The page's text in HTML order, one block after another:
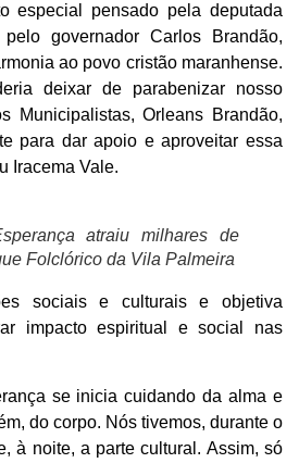
especial pensado pela deputada
governador Carlos Brandão,
ao povo cristão maranhense.
deixar de parabenizar nosso
Municipalistas, Orleans Brandão,
para dar apoio e aproveitar essa
Iracema Vale.
atraiu milhares de
Folclórico da Vila Palmeira
sociais e culturais e objetiva
impacto espiritual e social nas
se inicia cuidando da alma e
do corpo. Nós tivemos, durante o
à noite, a parte cultural. Assim, só